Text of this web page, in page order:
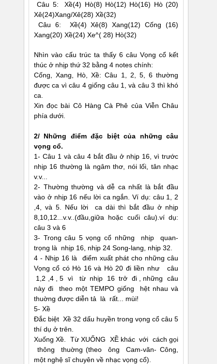
Câu 5: Xề(4) Hò(8) Hò(12) Hò(16) Hò (20)
Xê(24)Xang/Xê(28) Xề(32)
Câu 6: Xề(4) Xê(8) Xang(12) Cống (16)
Xang(20) Xề(24) Xe^( 28) Hò(32)
Nhìn vào cấu trúc ta thấy 6 câu Vọng cổ kết
thúc ở nhịp thứ 32 bằng 4 notes chính:
Cống, Xang, Hò, Xề: Câu 1, 2, 5, 6 thường
được ca vì câu 4 giống câu 1, và câu 3 thì khó
ca.
Xin đọc bài Cô Hàng Cà Phê của Viễn Châu
phía dưới.
2/ Những điểm đặc biệt của những câu
vọng cổ.
1- Câu 1 và câu 4 bắt đầu ở nhịp 16, vì trước
nhịp 16 thường là ngâm thơ, nói lối, tân nhạc
v.v...
2- Thường thường và dễ ca nhất là bắt đầu
vào ở nhịp 16 nếu lời ca ngắn. Ví dụ: câu 1, 2
,4, và 5. Nếu lời ca dài thì bắt đầu ở nhịp
8,10,12...v.v..(đầu,giữa hoặc cuối câu).ví dụ:
câu 3 và 6
3- Trong câu 5 vọng cổ những nhịp quan-
trọng là nhịp 16, nhịp 24 Song-lang, nhịp 32.
4 - Nhịp 16 là điểm xuất phát cho những câu
Vọng cổ có Hò 16 và Hò 20 đi liền như câu
1,2 ,4 , 5 vì từ nhịp 16 trở đi , những câu
này đi theo một TEMPO giống hệt nhau và
thuờng được diễn tả là rất... mùi!
5- Xề
Ðắc biệt Xề 32 dấu huyền trong vọng cổ câu 5
thí dụ ở trên.
Xuống Xề. Từ XUỐNG XỀ khác với cách gọi
thông thuờng (theo ông Cam-văn- Công,
một nghệ sĩ chuyên về nhạc vọng cổ).